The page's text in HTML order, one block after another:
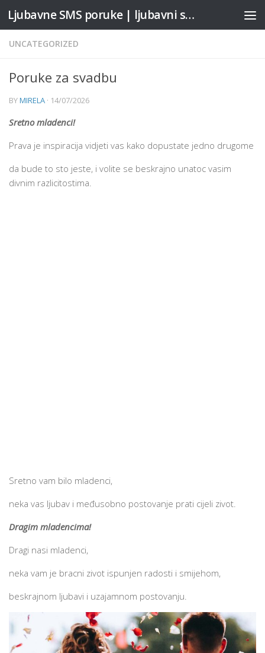
Skip to content Ljubavne SMS poruke | ljubavni stihovi
UNCATEGORIZED
Poruke za svadbu
BYMIRELA · 14/07/2026
Sretno mladenci!
Prava je inspiracija vidjeti vas kako dopustate jedno drugome
da bude to sto jeste, i volite se beskrajno unatoc vasim
divnim razlicitostima.
Sretno vam bilo mladenci,
neka vas ljubav i međusobno postovanje prati cijeli zivot.
Dragim mladencima!
Dragi nasi mladenci,
neka vam je bracni zivot ispunjen radosti i smijehom,
beskrajnom ljubavi i uzajamnom postovanju.